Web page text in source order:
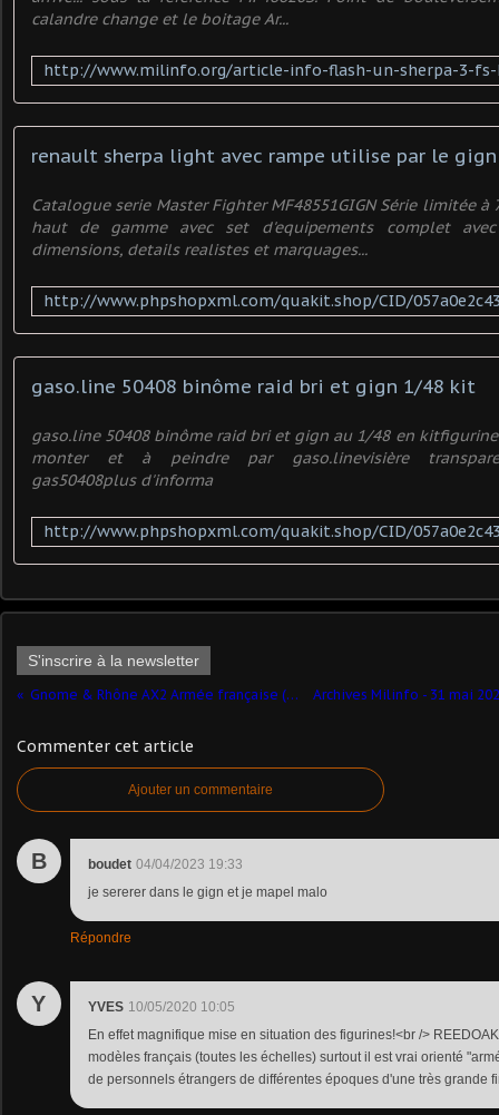
calandre change et le boitage Ar...
renault sherpa light avec rampe utilise par le gign
Catalogue serie Master Fighter MF48551GIGN Série limitée
haut de gamme avec set d'equipements complet
dimensions, details realistes et marquages...
gaso.line 50408 binôme raid bri et gign 1/48 kit
gaso.line 50408 binôme raid bri et gign au 1/48 en
monter et à peindre par gaso.linevisière
gas50408plus d'informa
S'inscrire à la newsletter
Gnome & Rhône AX2 Armée française (Heller - 1/35 - par Jean-François)
Commenter cet article
Ajouter un commentaire
B boudet 04/04/2023 19:33
je sererer dans le gign et je mapel malo
Répondre
Y YVES 10/05/2020 10:05
En effet magnifique mise en situation des figurines!<br />
modèles français (toutes les échelles) surtout il est vrai orienté
de personnels étrangers de différentes époques d'une très grande